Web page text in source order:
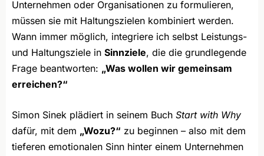
Unternehmen oder Organisationen zu formulieren,
müssen sie mit Haltungszielen kombiniert werden.
Wann immer möglich, integriere ich selbst Leistungs-
und Haltungsziele in Sinnziele, die die grundlegende
Frage beantworten: „Was wollen wir gemeinsam
erreichen?“
Simon Sinek plädiert in seinem Buch Start with Why
dafür, mit dem „Wozu?“ zu beginnen – also mit dem
tieferen emotionalen Sinn hinter einem Unternehmen